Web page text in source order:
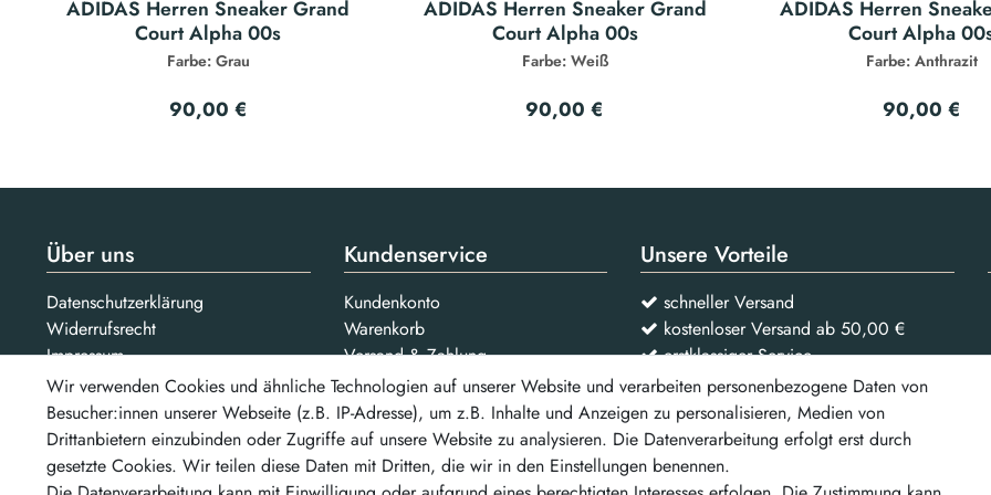
ADIDAS Herren Sneaker Grand
Court Alpha 00s
Farbe: Grau
90,00 €
ADIDAS Herren Sneaker Grand
Court Alpha 00s
Farbe: Weiß
90,00 €
ADIDAS Herren
Court Alpha
Farbe: Anthrazit
90,00 €
Über uns
Datenschutzerklärung
Widerrufsrecht
Impressum
AGB
Jobs
Unsere Partner
Kundenservice
Kundenkonto
Warenkorb
Versand & Zahlung
Kontakt
Bezahlarten
Unsere Vorteile
schneller Versand
kostenloser Versand ab 50,00 €
erstklassiger Service
Vertrag widerrufen
Wir verwenden Cookies und ähnliche Technologien auf unserer Website und verarbeiten personenbezogene Daten von
Besucher:innen unserer Webseite (z.B. IP-Adresse), um z.B. Inhalte und Anzeigen zu personalisieren, Medien von
Drittanbietern einzubinden oder Zugriffe auf unsere Website zu analysieren. Die Datenverarbeitung erfolgt erst durch
gesetzte Cookies. Wir teilen diese Daten mit Dritten, die wir in den Einstellungen benennen.